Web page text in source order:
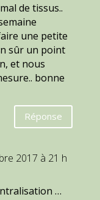
de tissus..
une petite
sûr un point
et nous
bonne
Réponse
2017 à 21 h
…